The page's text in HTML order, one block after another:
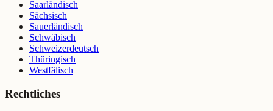
Saarländisch
Sächsisch
Sauerländisch
Schwäbisch
Schweizerdeutsch
Thüringisch
Westfälisch
Rechtliches